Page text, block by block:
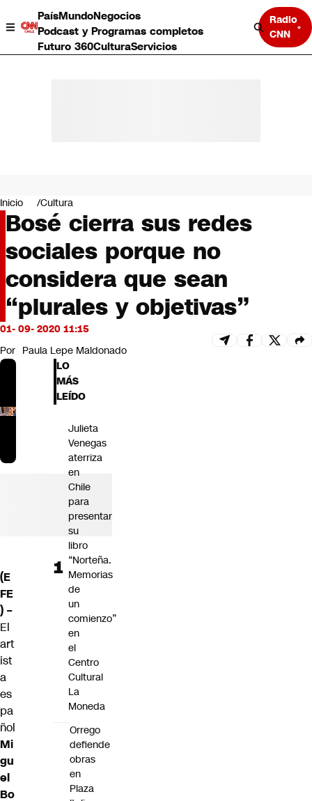
PaísMundoNegocios
Podcast y Programas completos
Futuro 360CulturaServicios
Radio
CNN
Negocios
Deportes
Programas completos
Cultura
Servicios
Bits
CNN tiempo
Futuro 360
Inicio Cultura
Bosé cierra sus redes
sociales porque no
considera que sean
“plurales y objetivas”
01- 09- 2020 11:15
Por Paula Lepe Maldonado
(E
FE
) –
El
art
ist
a
es
pa
ñol
Mi
gu
el
Bo
LO
MÁS
LEÍDO
Julieta
Venegas
aterriza
en
Chile
para
presentar
su
libro
“Norteña.
Memorias
de
un
comienzo”
en
el
Centro
Cultural
La
Moneda
Orrego
defiende
obras
en
Plaza